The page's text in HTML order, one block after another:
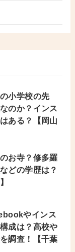
小学校の先
のか？インス
ある？【岡山
お寺？修多羅
どの学歴は？
やインス
成は？高校や
調査！【千葉